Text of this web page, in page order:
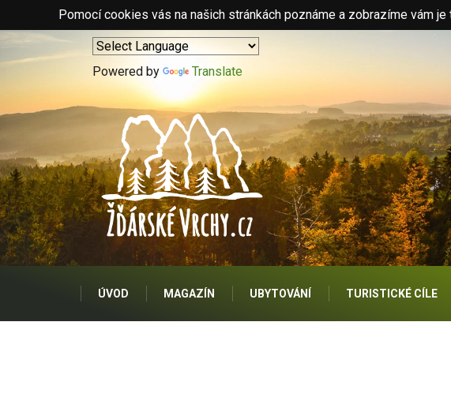
Pomocí cookies vás na našich stránkách poznáme a zobrazíme vám
Powered by Translate
ÚVOD MAGAZÍN UBYTOVÁNÍ TURISTICKÉ CÍLE